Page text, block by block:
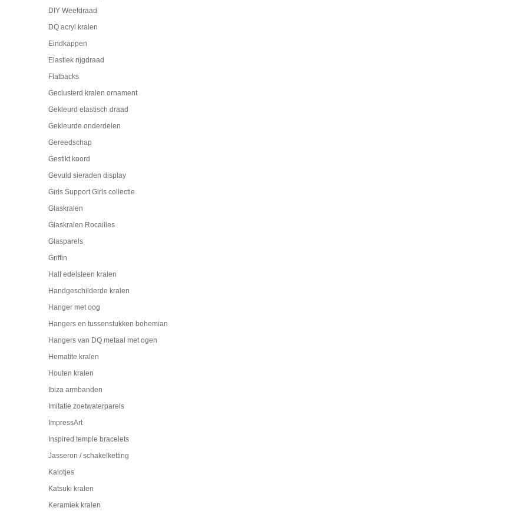
DIY Weefdraad
DQ acryl kralen
Eindkappen
Elastiek rijgdraad
Flatbacks
Geclusterd kralen ornament
Gekleurd elastisch draad
Gekleurde onderdelen
Gereedschap
Gestikt koord
Gevuld sieraden display
Girls Support Girls collectie
Glaskralen
Glaskralen Rocailles
Glasparels
Griffin
Half edelsteen kralen
Handgeschilderde kralen
Hanger met oog
Hangers en tussenstukken bohemian
Hangers van DQ metaal met ogen
Hematite kralen
Houten kralen
Ibiza armbanden
Imitatie zoetwaterparels
ImpressArt
Inspired temple bracelets
Jasseron / schakelketting
Kalotjes
Katsuki kralen
Keramiek kralen